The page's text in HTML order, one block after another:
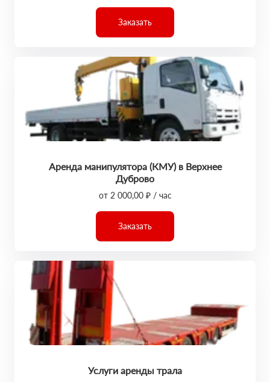
Заказать
Аренда манипулятора (КМУ) в Верхнее
Дуброво
от 2 000,00 ₽ / час
Заказать
Услуги аренды трала